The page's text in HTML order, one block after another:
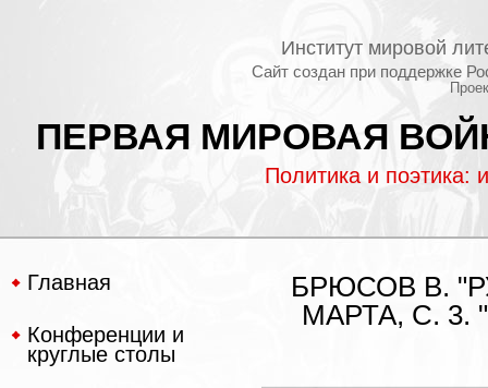
Институт мировой
Сайт создан при поддержке
ПЕРВАЯ МИРОВАЯ
Политика и поэтика:
Главная
Конференции и
круглые столы
БРЮСОВ В.
МАРТА, С.